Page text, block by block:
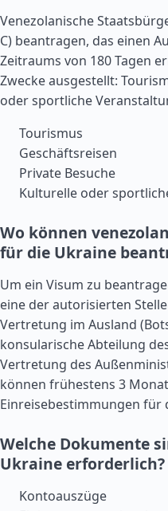
Venezolanische
C) beantragen, das einen
Zeitraums von 180 Tagen
Zwecke ausgestellt:
oder sportliche
Tourismus
Geschäftsreisen
Private Besuche
Kulturelle oder
Wo können
für die Ukraine
Um ein Visum zu
eine der autorisierten
Vertretung im Ausland
konsularische Abteilung
Vertretung des
können frühestens 3
Einreisebestimmungen für
Welche Dokumente
Ukraine erforderlich?
Kontoauszüge